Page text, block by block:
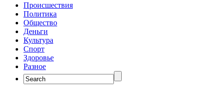
Происшествия
Политика
Общество
Деньги
Культура
Спорт
Здоровье
Разное
Search
for: